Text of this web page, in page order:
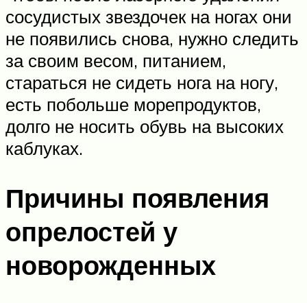
сосудистых звездочек на ногах они
не появились снова, нужно следить
за своим весом, питанием,
стараться не сидеть нога на ногу,
есть побольше морепродуктов,
долго не носить обувь на высоких
каблуках.
Причины появления
опрелостей у
новорожденных